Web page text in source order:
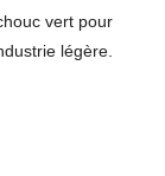
vert pour
légère.